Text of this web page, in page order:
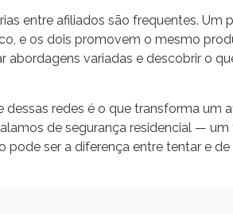
entre afiliados são frequentes.
e os dois promovem o mesmo
abordagens variadas e descobrir o
dessas redes é o que transforma um
de segurança residencial —
pode ser a diferença entre tentar e de